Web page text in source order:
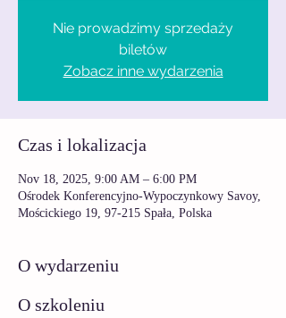
Nie prowadzimy sprzedaży
biletów
Zobacz inne wydarzenia
Czas i lokalizacja
Nov 18, 2025, 9:00 AM – 6:00 PM
Ośrodek Konferencyjno-Wypoczynkowy Savoy,
Mościckiego 19, 97-215 Spała, Polska
O wydarzeniu
O szkoleniu